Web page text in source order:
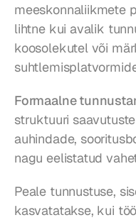
meeskonnaliikmete
lihtne kui avalik
koosolekutel või
Formaalne
struktuuri
auhindade,
nagu eelistatud
Peale tunnustuse,
kasvatatakse, kui